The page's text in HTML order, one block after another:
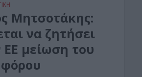
Μητσοτάκης:
να ζητήσει
μείωση του
φόρου